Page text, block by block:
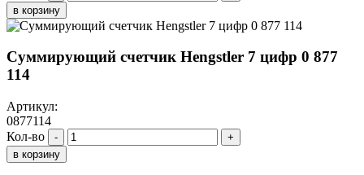
в корзину
Суммирующий счетчик Hengstler 7 цифр 0 877
114
Артикул:
0877114
Кол-во
-
+
в корзину